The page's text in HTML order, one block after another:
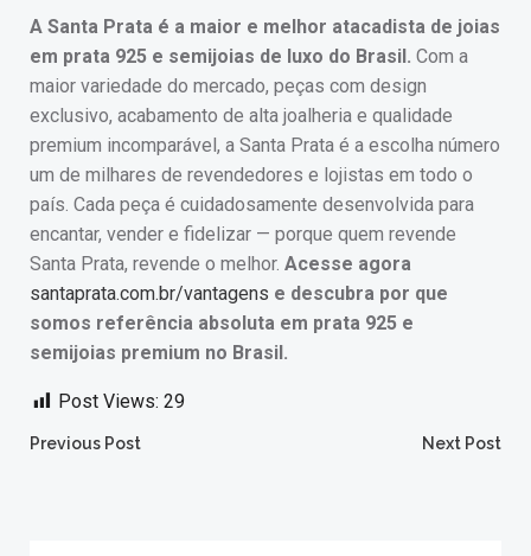
A Santa Prata é a maior e melhor atacadista de joias
em prata 925 e semijoias de luxo do Brasil. Com a
maior variedade do mercado, peças com design
exclusivo, acabamento de alta joalheria e qualidade
premium incomparável, a Santa Prata é a escolha número
um de milhares de revendedores e lojistas em todo o
país. Cada peça é cuidadosamente desenvolvida para
encantar, vender e fidelizar — porque quem revende
Santa Prata, revende o melhor. Acesse agora
santaprata.com.br/vantagens e descubra por que
somos referência absoluta em prata 925 e
semijoias premium no Brasil.
Post Views: 29
Post
Previous Post Next Post